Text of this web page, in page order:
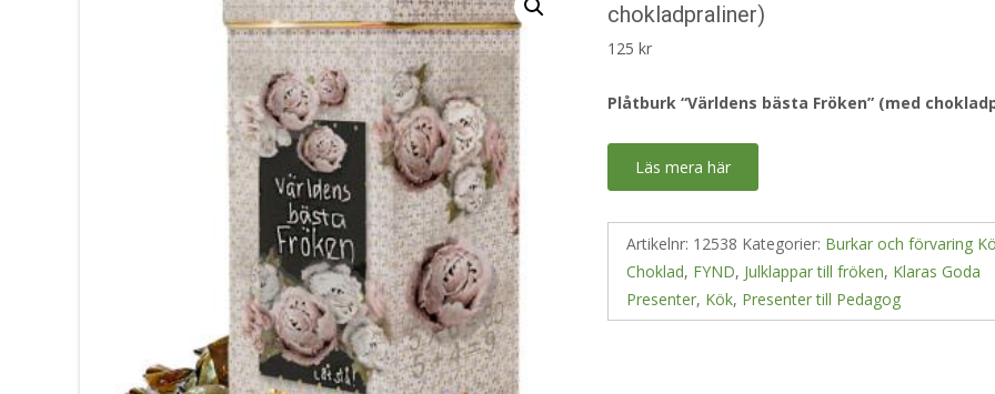
chokladpraliner)
125kr
Plåtburk “Världens bästa Fröken” (med
Läs mera här
Artikelnr: 12538 Kategorier: Burkar och förvaring
Choklad, FYND, Julklappar till fröken, Klaras Goda
Presenter, Kök, Presenter till Pedagog